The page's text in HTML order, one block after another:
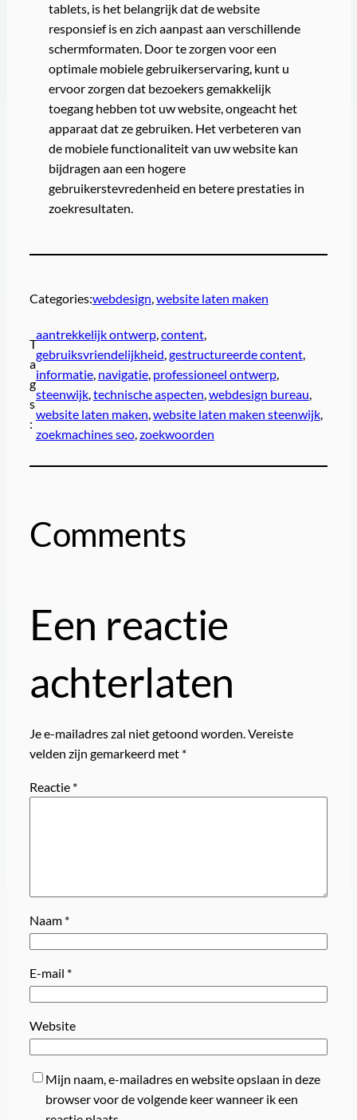
tablets, is het belangrijk dat de website
responsief is en zich aanpast aan verschillende
schermformaten. Door te zorgen voor een
optimale mobiele gebruikerservaring, kunt u
ervoor zorgen dat bezoekers gemakkelijk
toegang hebben tot uw website, ongeacht het
apparaat dat ze gebruiken. Het verbeteren van
de mobiele functionaliteit van uw website kan
bijdragen aan een hogere
gebruikerstevredenheid en betere prestaties in
zoekresultaten.
Categories:webdesign website laten maken
T
a
g
s
:
aantrekkelijk ontwerp, content
gebruiksvriendelijkheid gestructureerde content
informatie, navigatie, professioneel ontwerp
steenwijk, technische aspecten webdesign bureau
website laten maken website laten maken steenwijk
zoekmachines seo, zoekwoorden
Comments
Een reactie
achterlaten
Je e-mailadres zal niet getoond worden.Vereiste
velden zijn gemarkeerd met *
Reactie *
Naam *
E-mail *
Website
Mijn naam, e-mailadres en website opslaan in deze
browser voor de volgende keer wanneer ik een